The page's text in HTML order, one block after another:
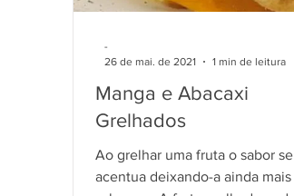
Manga e Abacaxi
Grelhados
Ao grelhar uma fruta o sabor se
acentua deixando-a ainda mais
-
26 de mai. de 2021
1 min de leitura